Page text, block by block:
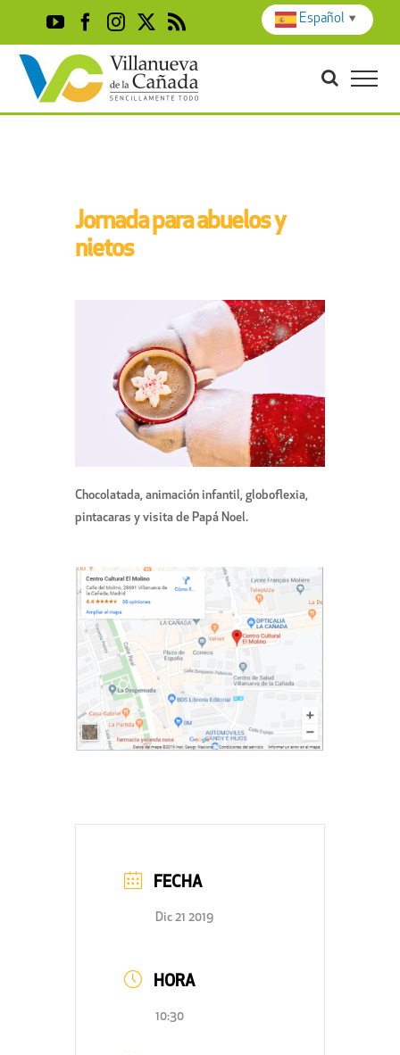
content
YouTubeFacebook
Instagram
X Rss
Jornada para abuelos y
nietos
Chocolatada, animación infantil, globoflexia,
pintacaras y visita de Papá Noel.
FECHA
Dic 21 2019
HORA
10:30
Español ▼